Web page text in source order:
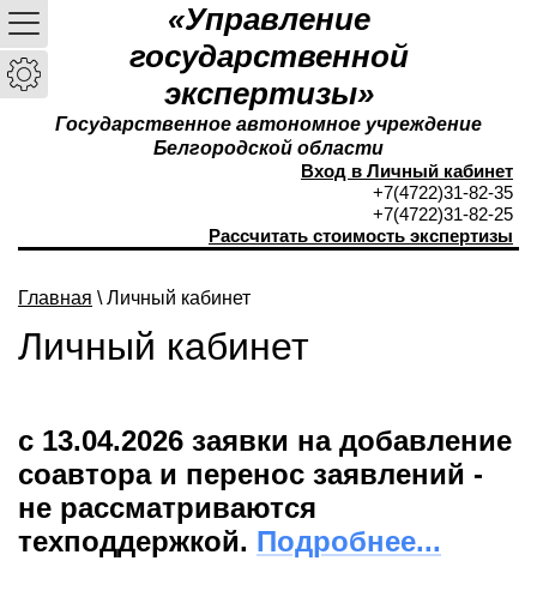
«Управление
государственной
экспертизы»
Государственное автономное учреждение
Белгородской области
Вход в Личный кабинет
+7(4722)31-82-35
+7(4722)31-82-25
Рассчитать стоимость экспертизы
Главная \ Личный кабинет
Личный кабинет
с 13.04.2026 заявки на добавление
соавтора и перенос заявлений -
не рассматриваются
техподдержкой. Подробнее...